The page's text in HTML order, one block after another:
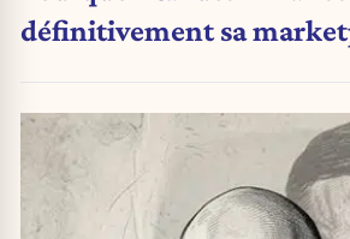
définitivement sa